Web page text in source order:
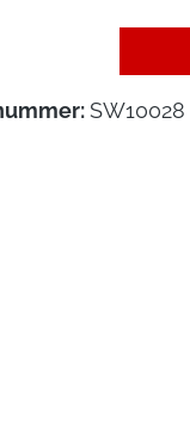
SW10028